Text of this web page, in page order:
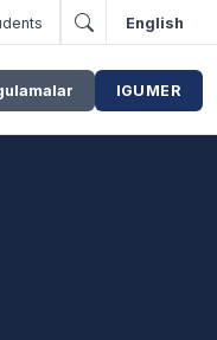
English
IGUMER